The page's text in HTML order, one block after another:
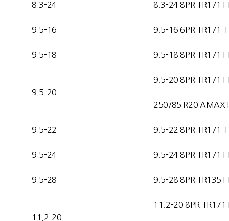
8.3-24 8.3-24 8PR
9.5-16 9.5-16 6PR TR171
9.5-18 9.5-18 8PR
9.5-20
9.5-20 8PR
250/85 R20 AMAX
9.5-22 9.5-22 8PR TR171
9.5-24 9.5-24 8PR
9.5-28 9.5-28 8PR
11.2-20
11.2-20 8PR